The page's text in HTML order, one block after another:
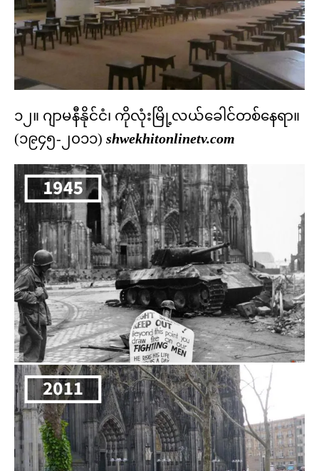
၁၂။ ဂျာမနီနိုင်ငံ၊ ကိုလုံးမြို့လယ်ခေါင်တစ်နေရာ။
(၁၉၄၅-၂၀၁၁) shwekhitonlinetv.com